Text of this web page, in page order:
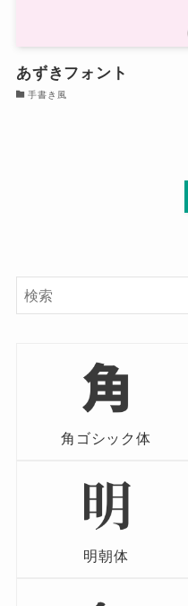
あずきフォント
手書き風
角ゴシック体
明朝体